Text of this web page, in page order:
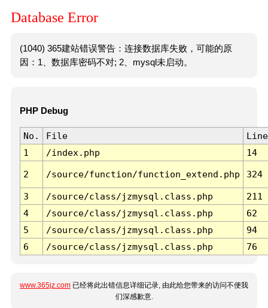
Database Error
(1040) 365建站错误警告：连接数据库失败，可能的原
因：1、数据库密码不对; 2、mysql未启动。
PHP Debug
No. File
Line
1
/index.php 14
2 /source/function/function_extend.php 324
3 /source/class/jzmysql.class.php
211
4
/source/class/jzmysql.class.php
62
5
/source/class/jzmysql.class.php
94
6
/source/class/jzmysql.class.php 76
www.365jz.com 已经将此出错信息详细记录, 由此给您带来的访问不便我
们深感歉意.